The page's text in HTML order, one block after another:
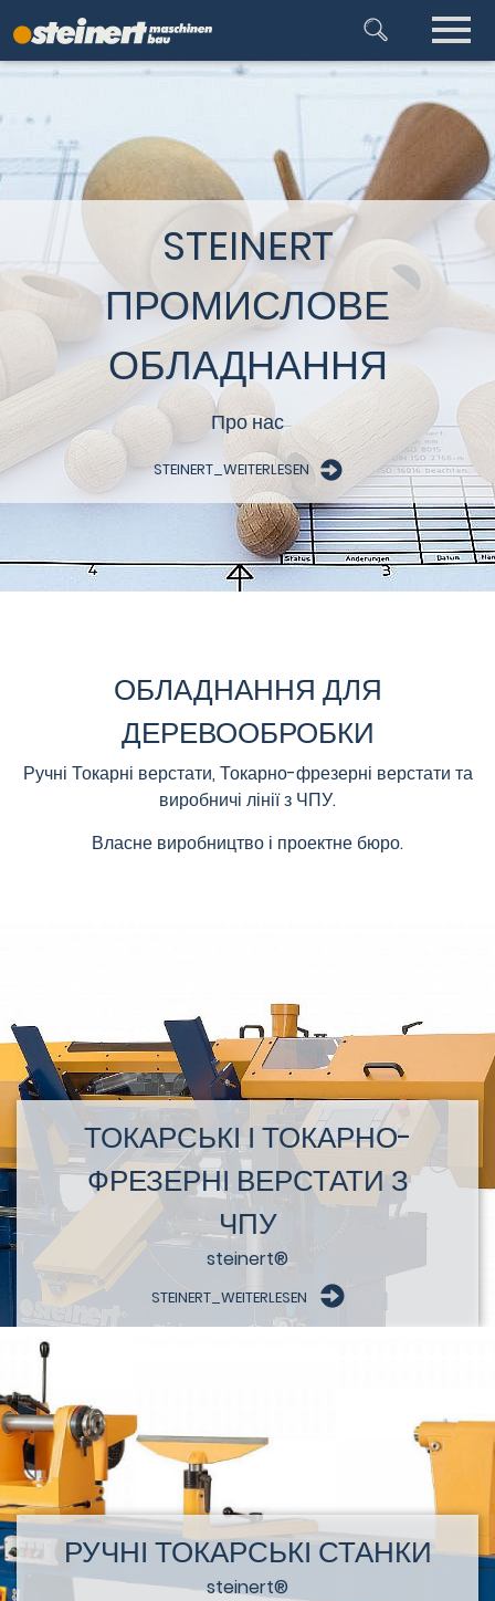
STEINERT
ПРОМИСЛОВЕ
ОБЛАДНАННЯ
Про нас
STEINERT_WEITERLESEN
ОБЛАДНАННЯ ДЛЯ
ДЕРЕВООБРОБКИ
Ручні Токарні верстати, Токарно-фрезерні верстати та
виробничі лінії з ЧПУ.
Власне виробництво і проектне бюро.
ТОКАРСЬКІ І ТОКАРНО-
ФРЕЗЕРНІ ВЕРСТАТИ З
ЧПУ
steinert®
STEINERT_WEITERLESEN
РУЧНІ ТОКАРСЬКІ СТАНКИ
steinert®